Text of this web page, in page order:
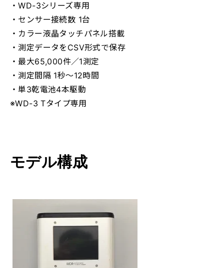
・WD-3シリーズ専用
・センサー接続数 1台
・カラー液晶タッチパネル搭載
・測定データをCSV形式で保存
・最大65,000件／1測定
・測定間隔 1秒～12時間
・単3乾電池4本駆動
※WD-3Tタイプ専用
モデル構成